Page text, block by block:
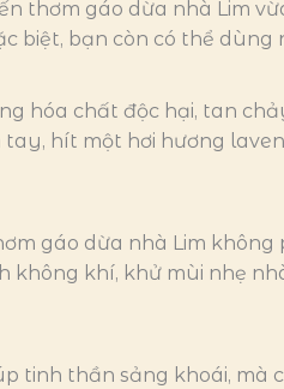
thơm gáo dừa nhà Lim
biệt, bạn còn có thể
hóa chất độc hại, tan
hít một hơi hương
gáo dừa nhà Lim không
khí, khử mùi nhẹ
tinh thần sảng khoái, mà